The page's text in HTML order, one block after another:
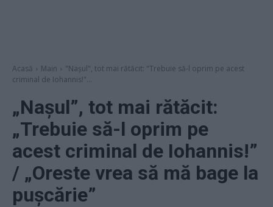
Acasă Main
"Nașul", tot mai rătăcit: "Trebuie să-l oprim pe acest
criminal de Iohannis!"...
„Nașul”, tot mai rătăcit:
„Trebuie să-l oprim pe
acest criminal de Iohannis!”
/ „Oreste vrea să mă bage la
pușcărie”